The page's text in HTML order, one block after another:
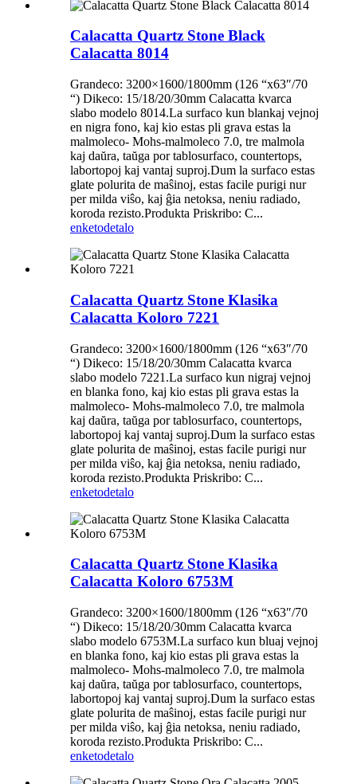
Calacatta Quartz Stone Black
Calacatta 8014
Grandeco: 3200×1600/1800mm (126 “x63″/70
“) Dikeco: 15/18/20/30mm Calacatta kvarca
slabo modelo 8014.La surfaco kun blankaj vejnoj
en nigra fono, kaj kio estas pli grava estas la
malmoleco- Mohs-malmoleco 7.0, tre malmola
kaj daŭra, taŭga por tablosurfaco, countertops,
labortopoj kaj vantaj suproj.Dum la surfaco estas
glate polurita de maŝinoj, estas facile purigi nur
per milda viŝo, kaj ĝia netoksa, neniu radiado,
koroda rezisto.Produkta Priskribo: C...
enketodetalo
Calacatta Quartz Stone Klasika
Calacatta Koloro 7221
Grandeco: 3200×1600/1800mm (126 “x63″/70
“) Dikeco: 15/18/20/30mm Calacatta kvarca
slabo modelo 7221.La surfaco kun nigraj vejnoj
en blanka fono, kaj kio estas pli grava estas la
malmoleco- Mohs-malmoleco 7.0, tre malmola
kaj daŭra, taŭga por tablosurfaco, countertops,
labortopoj kaj vantaj suproj.Dum la surfaco estas
glate polurita de maŝinoj, estas facile purigi nur
per milda viŝo, kaj ĝia netoksa, neniu radiado,
koroda rezisto.Produkta Priskribo: C...
enketodetalo
Calacatta Quartz Stone Klasika
Calacatta Koloro 6753M
Grandeco: 3200×1600/1800mm (126 “x63″/70
“) Dikeco: 15/18/20/30mm Calacatta kvarca
slabo modelo 6753M.La surfaco kun bluaj vejnoj
en blanka fono, kaj kio estas pli grava estas la
malmoleco- Mohs-malmoleco 7.0, tre malmola
kaj daŭra, taŭga por tablosurfaco, countertops,
labortopoj kaj vantaj suproj.Dum la surfaco estas
glate polurita de maŝinoj, estas facile purigi nur
per milda viŝo, kaj ĝia netoksa, neniu radiado,
koroda rezisto.Produkta Priskribo: C...
enketodetalo